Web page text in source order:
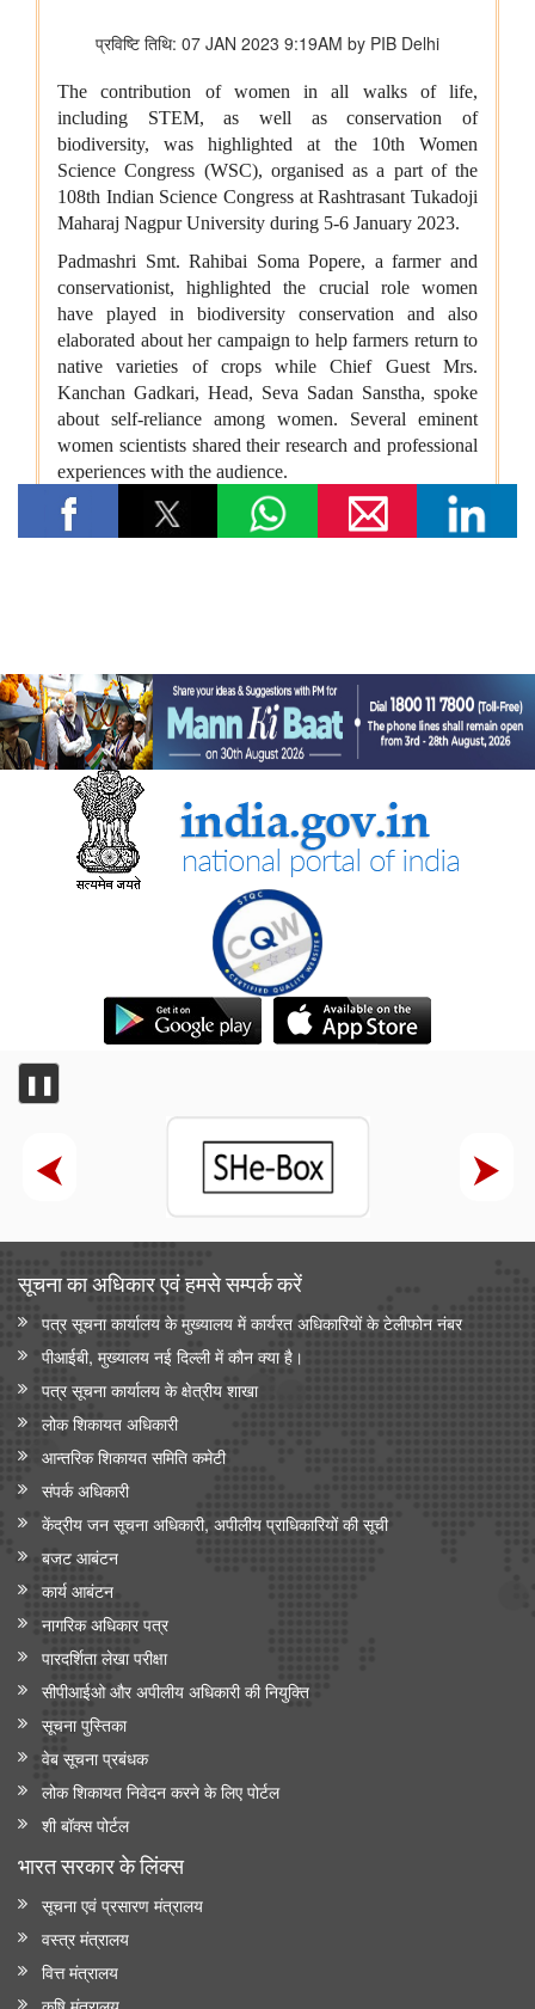
❚❚
सूचना का अधिकार एवं हमसे सम्‍पर्क करें
पत्र सूचना कार्यालय के मुख्यालय में कार्यरत अधिकारियों के टेलीफोन नंबर
पीआईबी, मुख्यालय नई दिल्ली में कौन क्या है।
पत्र सूचना कार्यालय के क्षेत्रीय शाखा
लोक शिकायत अधिकारी
आन्‍तरिक शिकायत समिति कमेटी
संपर्क अधिकारी
केंद्रीय जन सूचना अधिकारी, अपीलीय प्राधिकारियों की सूची
बजट आबंटन
कार्य आबंटन
नागरिक अधिकार पत्र
पारदर्शिता लेखा परीक्षा
सीपीआईओ और अपी‍लीय अधिकारी की नियुक्ति
सूचना पुस्तिका
वेब सूचना प्रबंधक
लोक शिकायत निवेदन करने के लिए पोर्टल
शी बॉक्स पोर्टल
भारत सरकार के लिंक्‍स
सूचना एवं प्रसारण मंत्रालय
वस्त्र मंत्रालय
वित्त मंत्रालय